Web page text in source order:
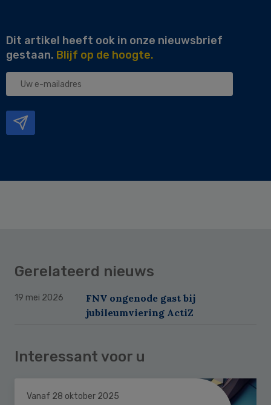
Dit artikel heeft ook in onze nieuwsbrief
gestaan. Blijf op de hoogte.
Uw
Gerelateerd nieuws
19 mei 2026
FNV ongenode gast bij
jubileumviering ActiZ
Interessant voor u
Vanaf 28 oktober 2025